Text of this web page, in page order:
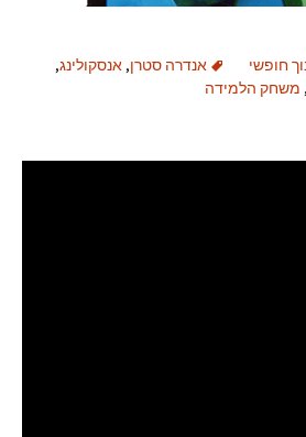
חופשי אנדרה סטרן, אנסקולינג,
, משחק הלמידה